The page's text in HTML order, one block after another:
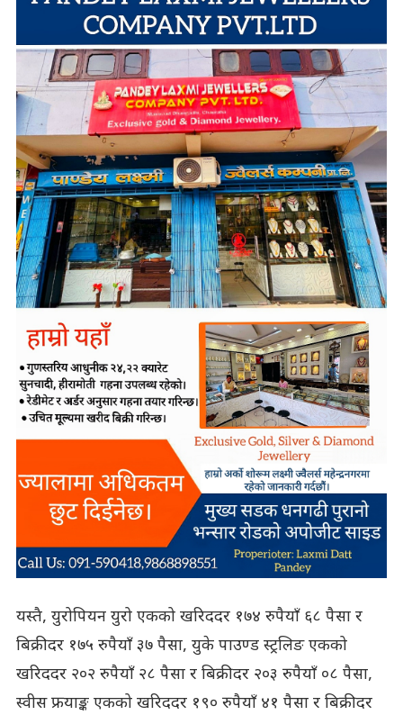
यस्तै, युरोपियन युरो एकको खरिददर १७४ रुपैयाँ ६८ पैसा र
बिक्रीदर १७५ रुपैयाँ ३७ पैसा, युके पाउण्ड स्ट्रलिङ एकको
खरिददर २०२ रुपैयाँ २८ पैसा र बिक्रीदर २०३ रुपैयाँ ०८ पैसा,
स्वीस फ्रयाङ्क एकको खरिददर १९० रुपैयाँ ४१ पैसा र बिक्रीदर